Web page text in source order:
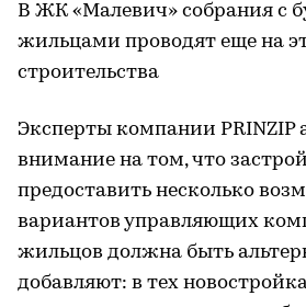
В ЖК «Малевич» собрания с
жильцами проводят еще на
строительства
Эксперты компании PRINZIP
внимание на том, что
предоставить несколько
вариантов управляющих
жильцов должна быть
добавляют: в тех